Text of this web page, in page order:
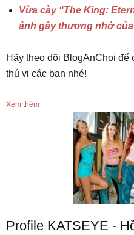
Vừa cày “The King:
ảnh gây thương nhớ
Hãy theo dõi BlogAnChoi để
thú vị các bạn nhé!
Xem thêm
Profile KATSEYE -